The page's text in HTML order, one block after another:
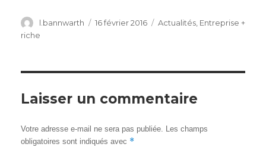
Author
l.bannwarth
Posted
16 février 2016 Categories
Actualités Entreprise +
riche
Laisser un commentaire
Votre adresse e-mail ne sera pas publiée. Les champs
obligatoires sont indiqués avec *